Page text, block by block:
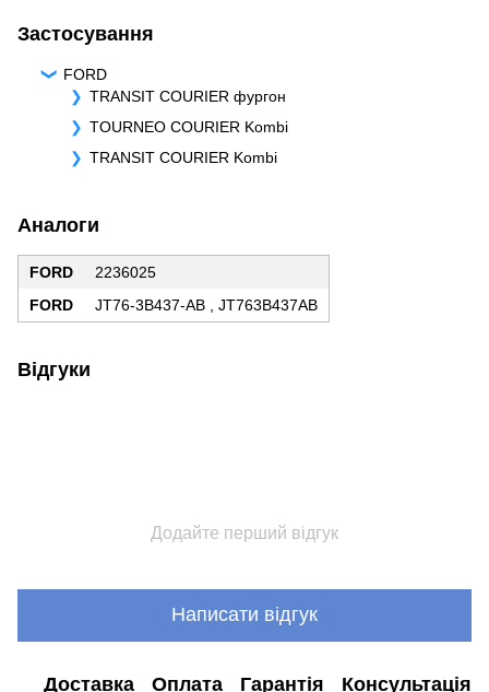
Застосування
FORD
TRANSIT COURIER фургон
TOURNEO COURIER Kombi
TRANSIT COURIER Kombi
Аналоги
FORD
2236025
FORD
JT76-3B437-AB , JT763B437AB
Відгуки
Додайте перший відгук
Написати відгук
Доставка Оплата Гарантія Консультація